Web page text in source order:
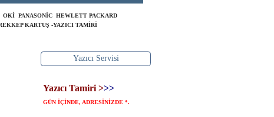
PANASONİC HEWLETT PACKARD
KARTUŞ -YAZICI TAMİRİ
Yazıcı Servisi
Yazıcı Tamiri >>>
GÜN İÇİNDE, ADRESİNİZDE *.